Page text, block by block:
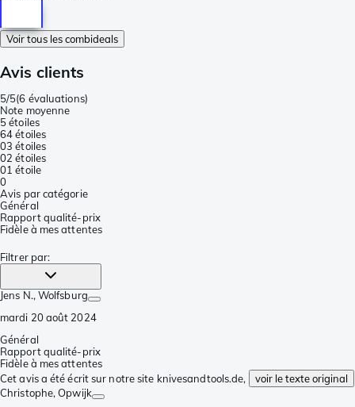
Voir tous les combideals
Avis clients
5/5(6 évaluations)
Note moyenne
5 étoiles
64 étoiles
03 étoiles
02 étoiles
01 étoile
0
Avis par catégorie
Général
Rapport qualité-prix
Fidèle à mes attentes
Filtrer par:
Jens N., Wolfsburg
mardi 20 août 2024
Général
Rapport qualité-prix
Fidèle à mes attentes
Cet avis a été écrit sur notre site knivesandtools.de,
voir le texte original
Christophe, Opwijk